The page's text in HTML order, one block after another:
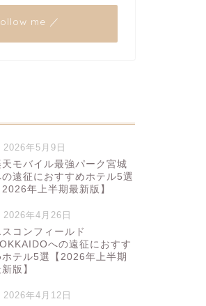
me ／
2026年5月9日
天モバイル最強パーク宮城
の遠征におすすめホテル5選
2026年上半期最新版】
2026年4月26日
スコンフィールド
への遠征におすす
ホテル5選【2026年上半期
版】
2026年4月12日